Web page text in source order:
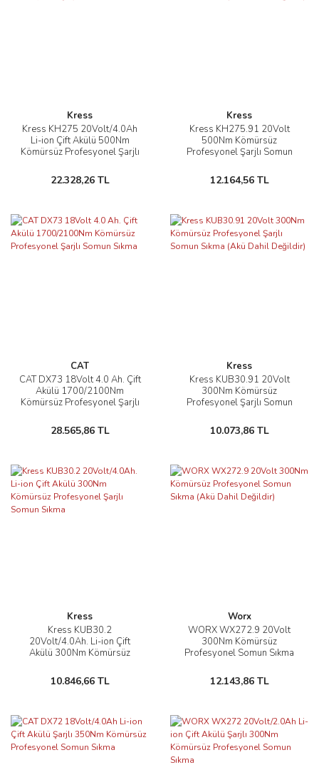
Kress
Kress KH275 20Volt/4.0Ah
Li-ion Çift Akülü 500Nm
Kömürsüz Profesyonel Şarjlı
22.328,26 TL
Kress
Kress KH275.91 20Volt
500Nm Kömürsüz
Profesyonel Şarjlı Somun
12.164,56 TL
CAT
CAT DX73 18Volt 4.0 Ah. Çift
Akülü 1700/2100Nm
Kömürsüz Profesyonel Şarjlı
28.565,86 TL
Kress
Kress KUB30.91 20Volt
300Nm Kömürsüz
Profesyonel Şarjlı Somun
10.073,86 TL
Kress
Kress KUB30.2
20Volt/4.0Ah. Li-ion Çift
Akülü 300Nm Kömürsüz
Sıkma
10.846,66 TL
Worx
WORX WX272.9 20Volt
300Nm Kömürsüz
Profesyonel Somun Sıkma
12.143,86 TL